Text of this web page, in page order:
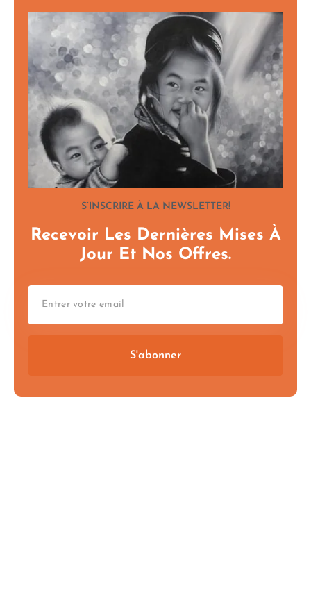
S’INSCRIRE À LA NEWSLETTER!
Recevoir Les Dernières Mises À
Jour Et Nos Offres.
S'abonner